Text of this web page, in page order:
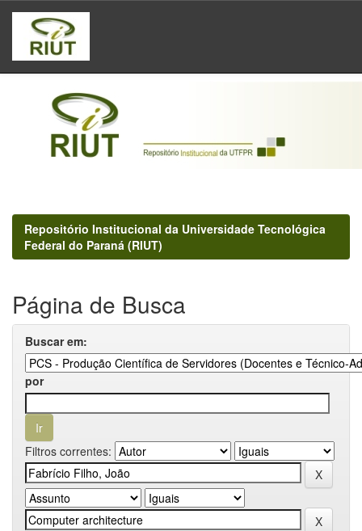
Skip
navigation
Repositório Institucional da Universidade Tecnológica
Federal do Paraná (RIUT)
Página de Busca
Buscar em:
por
Filtros correntes: